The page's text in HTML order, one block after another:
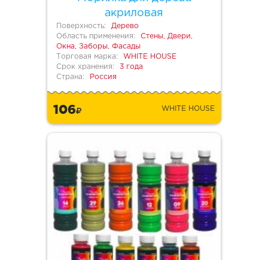
акриловая
Поверхность:
Дерево
Область применения:
Стены, Двери,
Окна, Заборы, Фасады
Торговая марка:
WHITE HOUSE
Срок хранения:
3 года
Страна:
Россия
106 WHITE HOUSE